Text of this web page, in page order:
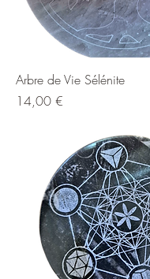
Arbre de Vie Sélénite
Prix
14,00 €